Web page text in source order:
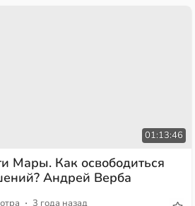
01:13:46
Мары. Как освободиться
Андрей Верба
· 3 года назад